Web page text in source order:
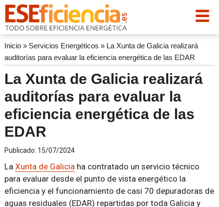
Inicio» Servicios Energéticos » La Xunta de Galicia realizará
auditorías para evaluar la eficiencia energética de las EDAR
La Xunta de Galicia realizará
auditorías para evaluar la
eficiencia energética de las
EDAR
Publicado: 15/07/2024
La Xunta de Galiciaha contratado un servicio técnico
para evaluar desde el punto de vista energético la
eficiencia y el funcionamiento de casi 70 depuradoras de
aguas residuales (EDAR) repartidas por toda Galicia y